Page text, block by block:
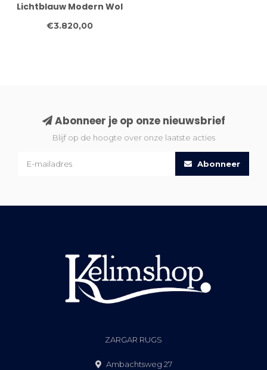
Lichtblauw Modern Wol
Vloerkleed – Eenvoudig
€3.820,00
Abonneer je op onze nieuwsbrief
Blijf op de hoogte over onze laatste acties
Abonneer
ZARGAR RUGS
Ambachtsweg 27